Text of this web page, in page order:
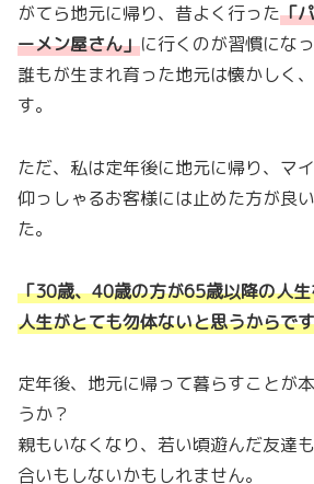
がてら地元に帰り、昔よく行った「
ーメン屋さん」に行くのが習慣にな
誰もが生まれ育った地元は懐かしく
す。
ただ、私は定年後に地元に帰り、マ
仰っしゃるお客様には止めた方が良
た。
「30歳、40歳の方が65歳以降の人
人生がとても勿体ないと思うからで
定年後、地元に帰って暮らすことが
うか？
親もいなくなり、若い頃遊んだ友達
合いもしないかもしれません。